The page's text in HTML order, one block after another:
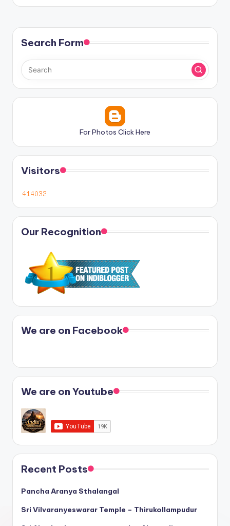
Search Form
For Photos Click Here
Visitors
Our Recognition
We are on Facebook
We are on Youtube
Recent Posts
Pancha Aranya Sthalangal
Sri Vilvaranyeswarar Temple – Thirukollampudur